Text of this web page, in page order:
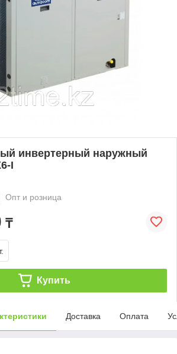
инвертерный наружный
I
Опт и розница
₸
Купить
Доставка Оплата